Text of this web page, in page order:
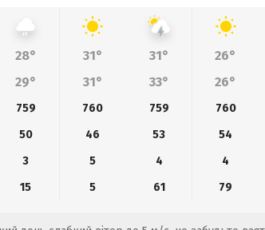
28° 31° 31° 26°
29° 31° 33° 26°
759 760 759 760
50 46 53 54
3 5 4 4
15 5 61 79